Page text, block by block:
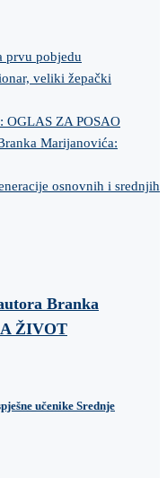
prvu pobjedu
veliki žepački
OGLAS ZA POSAO
Marijanovića:
osnovnih i srednjih
Branka
ŽIVOT
učenike Srednje